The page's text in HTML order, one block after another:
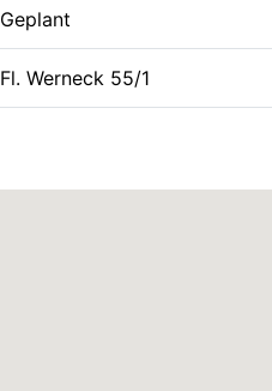
Geplant
Fl. Werneck 55/1